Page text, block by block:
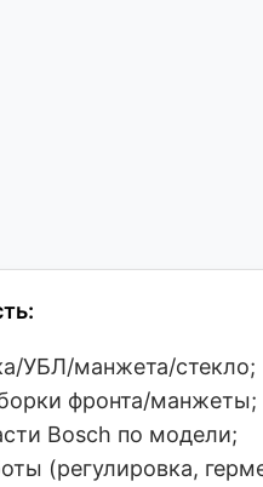
УБЛ/манжета/стекло;
фронта/манжеты;
Bosch по модели;
(регулировка,